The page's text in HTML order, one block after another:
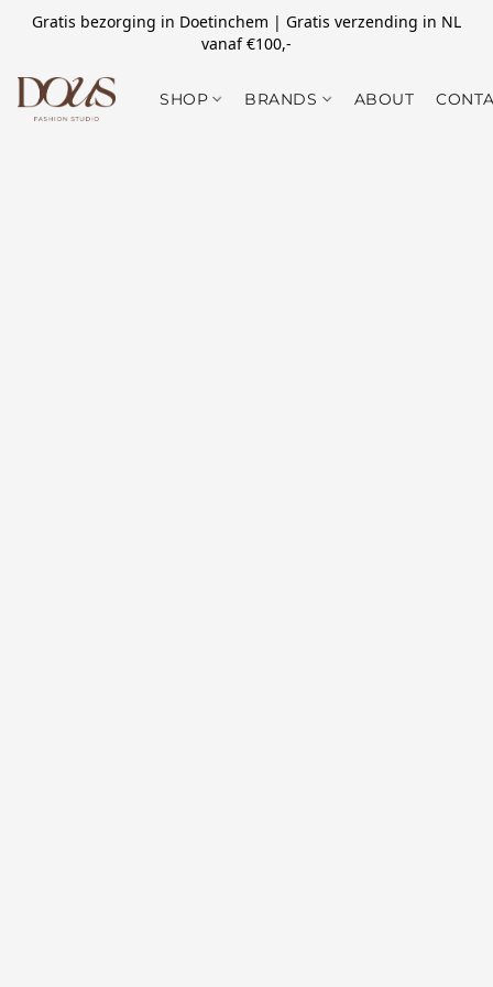
Gratis bezorging in Doetinchem | Gratis verzending in NL
vanaf €100,-
SHOP BRANDS ABOUT